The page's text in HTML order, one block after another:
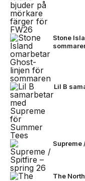
Stone
Lil B
Supreme
The